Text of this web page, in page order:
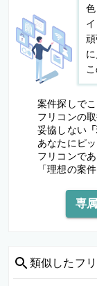
案件探しで
フリコンの
妥協しない
あなたにピ
フリコンで
「理想の案
専
類似した フ